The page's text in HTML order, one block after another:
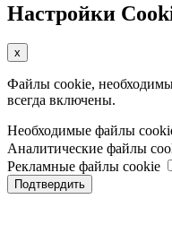
Настройки
x
Файлы cookie,
всегда включены.
Необходимые файлы
Аналитические файлы
Рекламные файлы cookie
Подтвердить